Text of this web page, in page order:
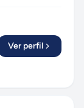
Ver perfil